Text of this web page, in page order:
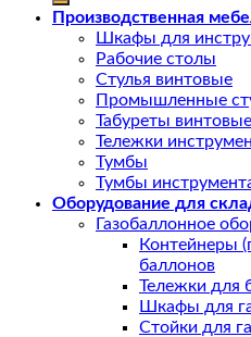
Производственная
Шкафы для
Рабочие столы
Стулья винтовые
Промышленные
Табуреты винтовые
Тележки
Тумбы
Тумбы
Оборудование для
Газобаллонное
Контейнеры
баллонов
Тележки для
Шкафы для
Стойки для